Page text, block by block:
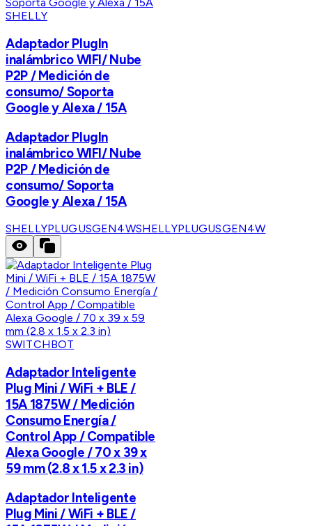
SHELLY
Adaptador PlugIn
inalámbrico WIFI/ Nube
P2P / Medición de
consumo/ Soporta
Google y Alexa / 15A
Adaptador PlugIn
inalámbrico WIFI/ Nube
P2P / Medición de
consumo/ Soporta
Google y Alexa / 15A
SHELLYPLUGUSGEN4WSHELLYPLUGUSGEN4W
SWITCHBOT
Adaptador Inteligente
Plug Mini / WiFi + BLE /
15A 1875W / Medición
Consumo Energía /
Control App / Compatible
Alexa Google / 70 x 39 x
59 mm (2.8 x 1.5 x 2.3 in)
Adaptador Inteligente
Plug Mini / WiFi + BLE /